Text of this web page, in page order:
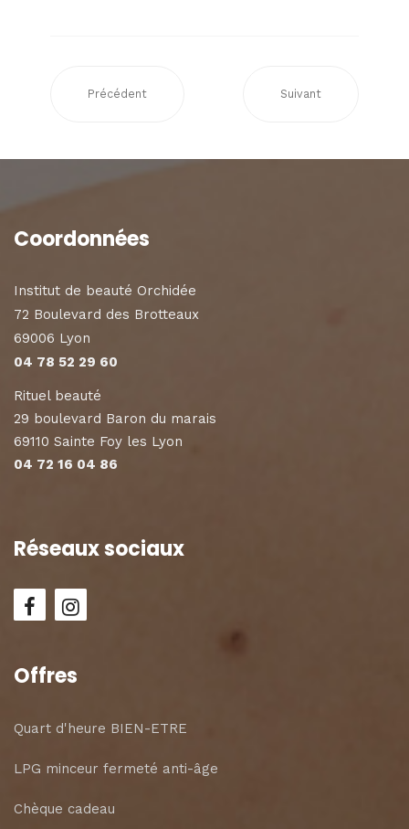
Précédent Suivant
Coordonnées
Institut de beauté Orchidée
72 Boulevard des Brotteaux
69006 Lyon
04 78 52 29 60
Rituel beauté
29 boulevard Baron du marais
69110 Sainte Foy les Lyon
04 72 16 04 86
Réseaux sociaux
Offres
Quart d'heure BIEN-ETRE
LPG minceur fermeté anti-âge
Chèque cadeau